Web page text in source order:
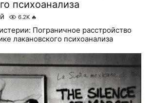
психоанализа
6.2K 🔥
Пограничное расстройство
лакановского психоанализа